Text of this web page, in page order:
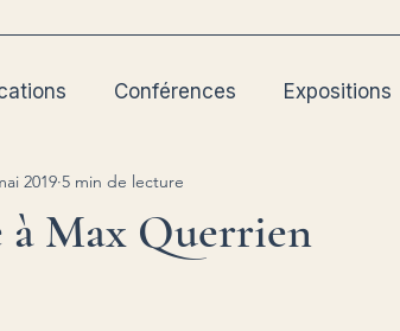
Conférences Expositions
à Max Querrien
2019 5 min de lecture